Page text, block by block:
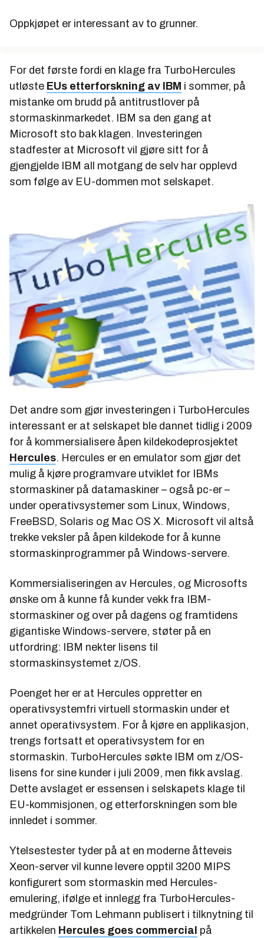
Oppkjøpet er interessant av to grunner.
For det første fordi en klage fra TurboHercules
utløste EUs etterforskning av IBM i sommer, på
mistanke om brudd på antitrustlover på
stormaskinmarkedet. IBM sa den gang at
Microsoft sto bak klagen. Investeringen
stadfester at Microsoft vil gjøre sitt for å
gjengjelde IBM all motgang de selv har opplevd
som følge av EU-dommen mot selskapet.
Det andre som gjør investeringen i TurboHercules
interessant er at selskapet ble dannet tidlig i 2009
for å kommersialisere åpen kildekodeprosjektet
Hercules. Hercules er en emulator som gjør det
mulig å kjøre programvare utviklet for IBMs
stormaskiner på datamaskiner – også pc-er –
under operativsystemer som Linux, Windows,
FreeBSD, Solaris og Mac OS X. Microsoft vil altså
trekke veksler på åpen kildekode for å kunne
stormaskinprogrammer på Windows-servere.
Kommersialiseringen av Hercules, og Microsofts
ønske om å kunne få kunder vekk fra IBM-
stormaskiner og over på dagens og framtidens
gigantiske Windows-servere, støter på en
utfordring: IBM nekter lisens til
stormaskinsystemet z/OS.
Poenget her er at Hercules oppretter en
operativsystemfri virtuell stormaskin under et
annet operativsystem. For å kjøre en applikasjon,
trengs fortsatt et operativsystem for en
stormaskin. TurboHercules søkte IBM om z/OS-
lisens for sine kunder i juli 2009, men fikk avslag.
Dette avslaget er essensen i selskapets klage til
EU-kommisjonen, og etterforskningen som ble
innledet i sommer.
Ytelsestester tyder på at en moderne åtteveis
Xeon-server vil kunne levere opptil 3200 MIPS
konfigurert som stormaskin med Hercules-
emulering, ifølge et innlegg fra TurboHercules-
medgründer Tom Lehmann publisert i tilknytning til
artikkelen Hercules goes commercial på